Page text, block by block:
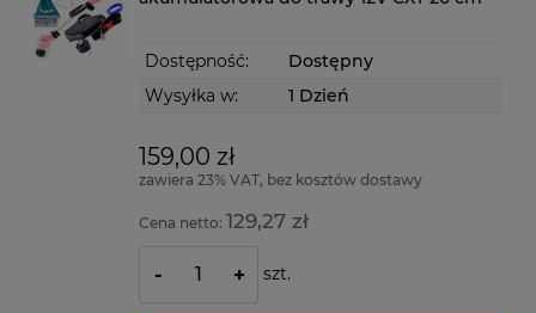
Dostępność:
Dostępny
Wysyłka w:
1 Dzień
159,00 zł
zawiera 23% VAT, bez kosztów dostawy
Cena netto: 129,27 zł
- + szt.